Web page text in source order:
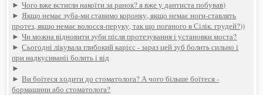
►Чого вже встигли накоїти за ранок? я вже у дантиста побував)
►Якщо немає зуба-ми ставимо коронку, якщо немає ноги-ставлять
протез, якщо немає волосся-перуку, так що поганого в Сілік. грудей?))
►Чи можна відновити зуби після протезування і установки моста?
►Сьогодні лікувала глибокий карієс - зараз цей зуб болить сильно і
при надкусиваніі болить і від
►
►Ви боїтеся ходити до стоматолога? А чого більше боїтеся -
бормашини або стоматолога?